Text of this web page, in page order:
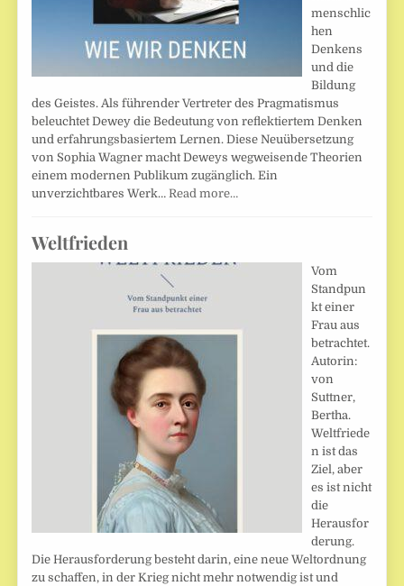
menschlic
hen
Denkens
und die
Bildung
des Geistes. Als führender Vertreter des Pragmatismus
beleuchtet Dewey die Bedeutung von reflektiertem Denken
und erfahrungsbasiertem Lernen. Diese Neuübersetzung
von Sophia Wagner macht Deweys wegweisende Theorien
einem modernen Publikum zugänglich. Ein
unverzichtbares Werk…Read more…
Weltfrieden
Vom
Standpun
kt einer
Frau aus
betrachtet.
Autorin:
von
Suttner,
Bertha.
Weltfriede
n ist das
Ziel, aber
es ist nicht
die
Herausfor
derung.
Die Herausforderung besteht darin, eine neue Weltordnung
zu schaffen, in der Krieg nicht mehr notwendig ist und